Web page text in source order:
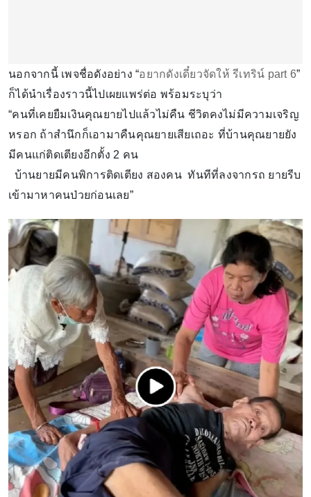
นอกจากนี้ เพจชื่อดังอย่าง “อยากดังเดี๋ยวจัดให้ รีเทริน์ part 6”
ก็ได้นำเรื่องราวนี้ไปเผยแพร่ต่อ พร้อมระบุว่า
“คนที่เคยยืมเงินคุณยายไปแล้วไม่คืน ชีวิตคงไม่มีความเจริญ
หรอก ถ้าสำนึกก็เอามาคืนคุณยายเสียเถอะ ที่บ้านคุณยายยัง
มีคนแก่ติดเตียงอีกตั้ง 2 คน
บ้านยายมีคนพิการติดเตียง สองคน ทันทีที่ลงจากรถ ยายรีบ
เข้ามาหาคนป่วยก่อนเลย”